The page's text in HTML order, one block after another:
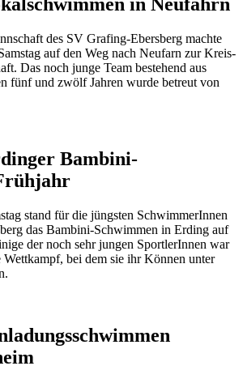
des SV Grafing-Ebersberg machte
auf den Weg nach Neufarn zur Kreis-
Das noch junge Team bestehend aus
fünf und zwölf Jahren wurde betreut von
Bambini-
stand für die jüngsten SchwimmerInnen
das Bambini-Schwimmen in Erding auf
der noch sehr jungen SportlerInnen war
Wettkampf, bei dem sie ihr Können unter